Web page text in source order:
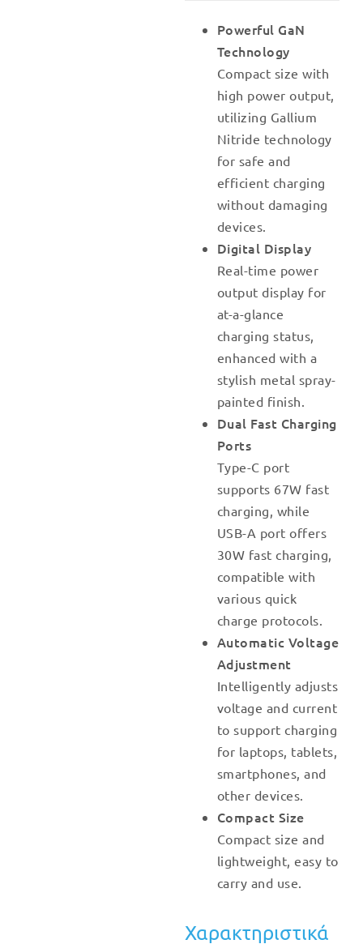
Powerful GaN
Technology
Compact size with
high power output,
utilizing Gallium
Nitride technology
for safe and
efficient charging
without damaging
devices.
Digital Display
Real-time power
output display for
at-a-glance
charging status,
enhanced with a
stylish metal spray-
painted finish.
Dual Fast Charging
Ports
Type-C port
supports 67W fast
charging, while
USB-A port offers
30W fast charging,
compatible with
various quick
charge protocols.
Automatic Voltage
Adjustment
Intelligently adjusts
voltage and current
to support charging
for laptops, tablets,
smartphones, and
other devices.
Compact Size
Compact size and
lightweight, easy to
carry and use.
Χαρακτηριστικά